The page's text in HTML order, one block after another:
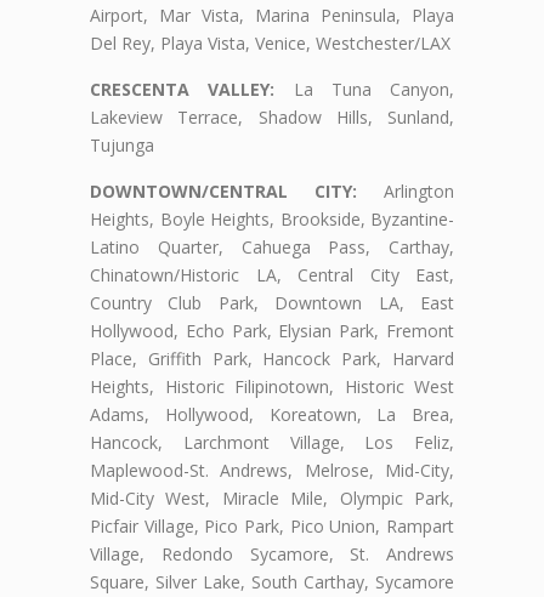
Airport, Mar Vista, Marina Peninsula, Playa
Del Rey, Playa Vista, Venice, Westchester/LAX
CRESCENTA VALLEY: La Tuna Canyon,
Lakeview Terrace, Shadow Hills, Sunland,
Tujunga
DOWNTOWN/CENTRAL CITY: Arlington
Heights, Boyle Heights, Brookside, Byzantine-
Latino Quarter, Cahuega Pass, Carthay,
Chinatown/Historic LA, Central City East,
Country Club Park, Downtown LA, East
Hollywood, Echo Park, Elysian Park, Fremont
Place, Griffith Park, Hancock Park, Harvard
Heights, Historic Filipinotown, Historic West
Adams, Hollywood, Koreatown, La Brea,
Hancock, Larchmont Village, Los Feliz,
Maplewood-St. Andrews, Melrose, Mid-City,
Mid-City West, Miracle Mile, Olympic Park,
Picfair Village, Pico Park, Pico Union, Rampart
Village, Redondo Sycamore, St. Andrews
Square, Silver Lake, South Carthay, Sycamore